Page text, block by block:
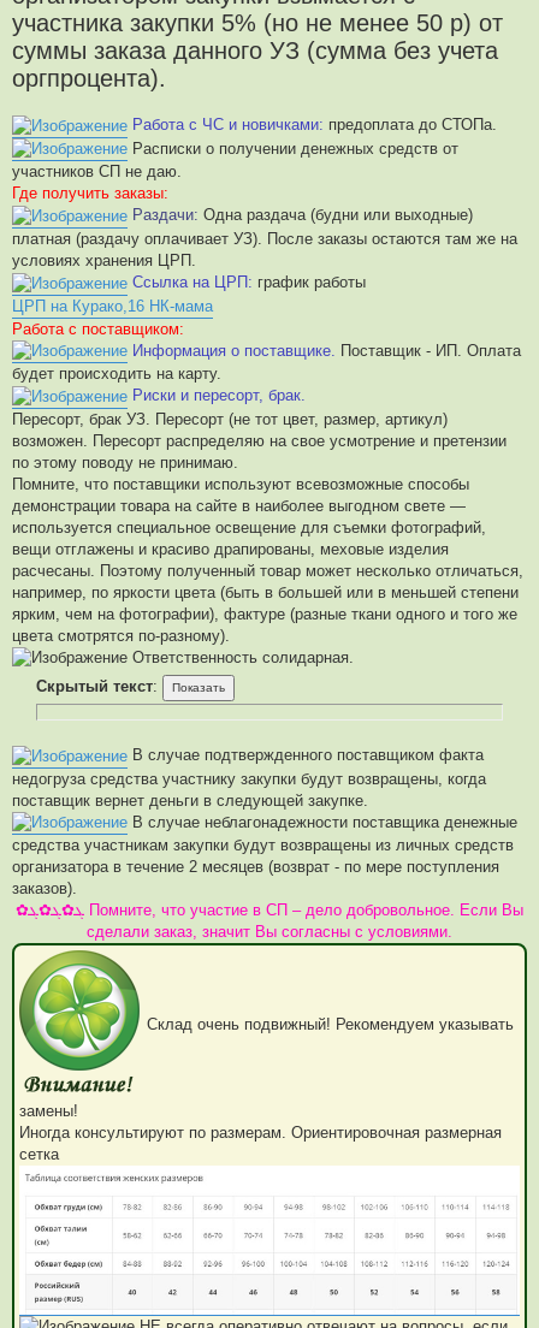
участника закупки 5% (но не менее 50 р) от
суммы заказа данного УЗ (сумма без учета
оргпроцента).
Работа с ЧС и новичками: предоплата до СТОПа.
Расписки о получении денежных средств от
участников СП не даю.
Где получить заказы:
Раздачи: Одна раздача (будни или выходные)
платная (раздачу оплачивает УЗ). После заказы остаются там же на
условиях хранения ЦРП.
Ссылка на ЦРП: график работы
ЦРП на Курако,16 НК-мама
Работа с поставщиком:
Информация о поставщике. Поставщик - ИП. Оплата
будет происходить на карту.
Риски и пересорт, брак.
Пересорт, брак УЗ. Пересорт (не тот цвет, размер, артикул)
возможен. Пересорт распределяю на свое усмотрение и претензии
по этому поводу не принимаю.
Помните, что поставщики используют всевозможные способы
демонстрации товара на сайте в наиболее выгодном свете —
используется специальное освещение для съемки фотографий,
вещи отглажены и красиво драпированы, меховые изделия
расчесаны. Поэтому полученный товар может несколько отличаться,
например, по яркости цвета (быть в большей или в меньшей степени
ярким, чем на фотографии), фактуре (разные ткани одного и того же
цвета смотрятся по-разному).
Ответственность солидарная.
Скрытый текст:
В случае подтвержденного поставщиком факта
недогруза средства участнику закупки будут возвращены, когда
поставщик вернет деньги в следующей закупке.
В случае неблагонадежности поставщика денежные
средства участникам закупки будут возвращены из личных средств
организатора в течение 2 месяцев (возврат - по мере поступления
заказов).
✿ܓ✿ܓ✿ܓ Помните, что участие в СП – дело добровольное. Если Вы
сделали заказ, значит Вы согласны с условиями.
Склад очень подвижный! Рекомендуем указывать
замены!
Иногда консультируют по размерам. Ориентировочная размерная
сетка